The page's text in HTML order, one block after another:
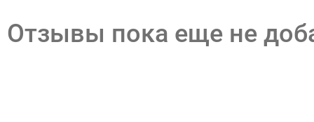
Отзывы пока еще не